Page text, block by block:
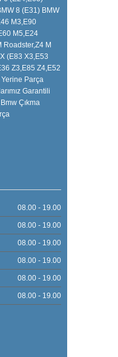
8 (E31) BMW
M3,E90
M5,E24
Roadster,Z4 M
(E83 X3,E53
Z3,E85 Z4,E52
Parça
Garantili
Çıkma
08.00 - 19.00
08.00 - 19.00
08.00 - 19.00
08.00 - 19.00
08.00 - 19.00
08.00 - 19.00